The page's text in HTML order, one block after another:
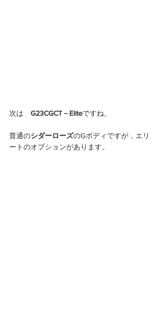
次は G23CGCT－Eliteですね。
普通のシダーローズのGボディですが，エリ
ートのオプションがあります。